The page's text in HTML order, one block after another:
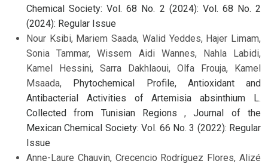
Chemical Society: Vol. 68 No. 2 (2024): Vol. 68 No. 2
(2024): Regular Issue
Nour Ksibi, Mariem Saada, Walid Yeddes, Hajer Limam,
Sonia Tammar, Wissem Aidi Wannes, Nahla Labidi,
Kamel Hessini, Sarra Dakhlaoui, Olfa Frouja, Kamel
Msaada, Phytochemical Profile, Antioxidant and
Antibacterial Activities of Artemisia absinthium L.
Collected from Tunisian Regions,Journal of the
Mexican Chemical Society: Vol. 66 No. 3 (2022): Regular
Issue
Anne-Laure Chauvin, Crecencio Rodríguez Flores, Alizé